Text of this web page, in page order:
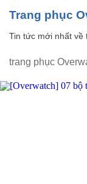
trang phục
Tin tức mới nhất về
trang phục